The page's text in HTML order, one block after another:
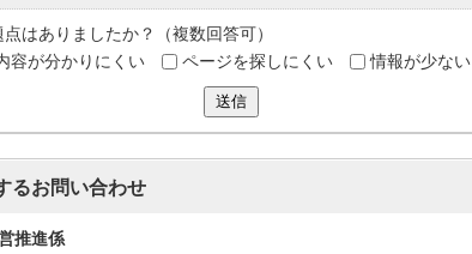
はありましたか？（複数回答可）
容が分かりにくい ページを探しにくい 情報が少ない
送信
るお問い合わせ
推進係